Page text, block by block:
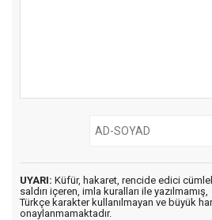
UYARI: Küfür, hakaret, rencide edici
saldırı içeren, imla kuralları ile yazılmamış,
Türkçe karakter kullanılmayan ve büyük
onaylanmamaktadır.